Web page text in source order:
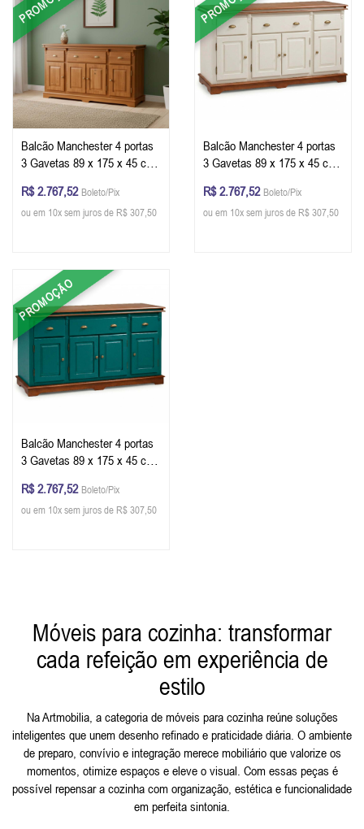
Balcão Manchester 4 portas
3 Gavetas 89 x 175 x 45 cm
Glazer
R$ 2.767,52 Boleto/Pix
ou em 10x sem juros de R$ 307,50
Balcão Manchester 4 portas
3 Gavetas 89 x 175 x 45 cm
Imbuia Glazer
R$ 2.767,52 Boleto/Pix
ou em 10x sem juros de R$ 307,50
PROMOÇÃO
Balcão Manchester 4 portas
3 Gavetas 89 x 175 x 45 cm
Musgo - Imbuia Glazer
R$ 2.767,52 Boleto/Pix
ou em 10x sem juros de R$ 307,50
Móveis para cozinha: transformar
cada refeição em experiência de
estilo
Na Artmobilia, a categoria de móveis para cozinha reúne soluções
inteligentes que unem desenho refinado e praticidade diária. O ambiente
de preparo, convívio e integração merece mobiliário que valorize os
momentos, otimize espaços e eleve o visual. Com essas peças é
possível repensar a cozinha com organização, estética e funcionalidade
em perfeita sintonia.